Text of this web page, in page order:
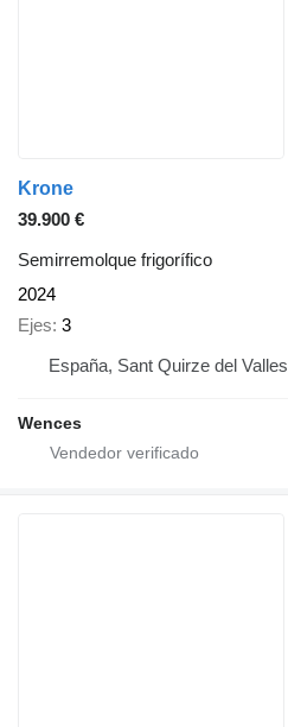
Krone
39.900 €
Semirremolque frigorífico
2024
Ejes 3
España, Sant Quirze del Valles
Wences